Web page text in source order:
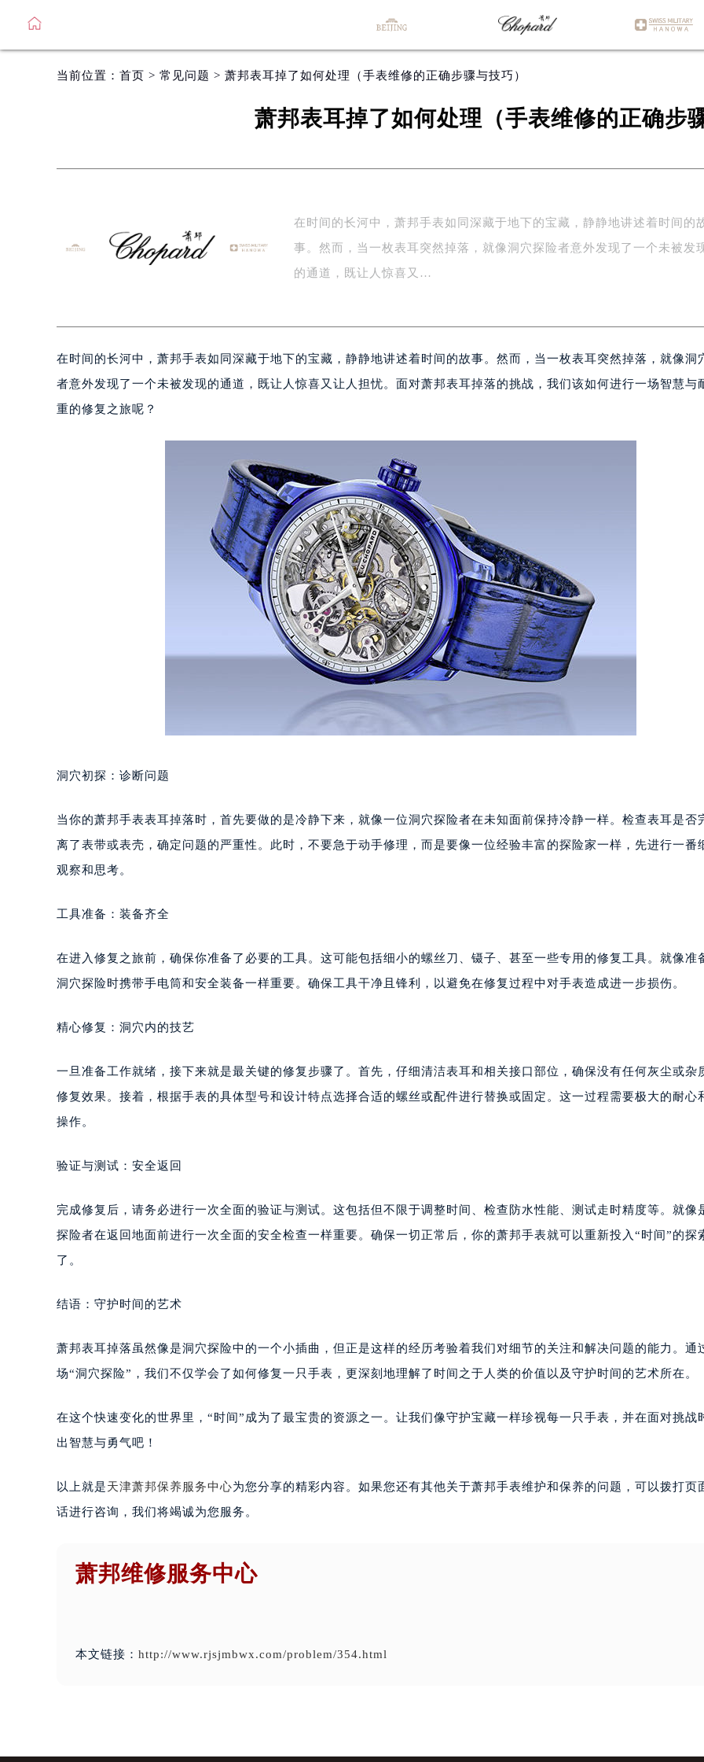
当前位置： 首页 > 常见问题 > 萧邦表耳掉了如何处理（手表维修的正确步骤与技巧）
萧邦表耳掉了如何处理（手表维修的正确步
在时间的长河中，萧邦手表如同深藏于地下的宝藏，静静地讲述着时间的
事。然而，当一枚表耳突然掉落，就像洞穴探险者意外发现了一个未被发
的通道，既让人惊喜又…
在时间的长河中，萧邦手表如同深藏于地下的宝藏，静静地讲述着时间的故事。然而，当一枚表耳突然掉落，就像洞
者意外发现了一个未被发现的通道，既让人惊喜又让人担忧。面对萧邦表耳掉落的挑战，我们该如何进行一场智慧与
重的修复之旅呢？
洞穴初探：诊断问题
当你的萧邦手表表耳掉落时，首先要做的是冷静下来，就像一位洞穴探险者在未知面前保持冷静一样。检查表耳是否
离了表带或表壳，确定问题的严重性。此时，不要急于动手修理，而是要像一位经验丰富的探险家一样，先进行一番
观察和思考。
工具准备：装备齐全
在进入修复之旅前，确保你准备了必要的工具。这可能包括细小的螺丝刀、镊子、甚至一些专用的修复工具。就像准
洞穴探险时携带手电筒和安全装备一样重要。确保工具干净且锋利，以避免在修复过程中对手表造成进一步损伤。
精心修复：洞穴内的技艺
一旦准备工作就绪，接下来就是最关键的修复步骤了。首先，仔细清洁表耳和相关接口部位，确保没有任何灰尘或杂
修复效果。接着，根据手表的具体型号和设计特点选择合适的螺丝或配件进行替换或固定。这一过程需要极大的耐心
操作。
验证与测试：安全返回
完成修复后，请务必进行一次全面的验证与测试。这包括但不限于调整时间、检查防水性能、测试走时精度等。就像
探险者在返回地面前进行一次全面的安全检查一样重要。确保一切正常后，你的萧邦手表就可以重新投入“时间”的探
了。
结语：守护时间的艺术
萧邦表耳掉落虽然像是洞穴探险中的一个小插曲，但正是这样的经历考验着我们对细节的关注和解决问题的能力。通
场“洞穴探险”，我们不仅学会了如何修复一只手表，更深刻地理解了时间之于人类的价值以及守护时间的艺术所在。
在这个快速变化的世界里，“时间”成为了最宝贵的资源之一。让我们像守护宝藏一样珍视每一只手表，并在面对挑战
出智慧与勇气吧！
以上就是天津萧邦保养服务中心为您分享的精彩内容。如果您还有其他关于萧邦手表维护和保养的问题，可以拨打页
话进行咨询，我们将竭诚为您服务。
萧邦维修服务中心
本文链接： http://www.rjsjmbwx.com/problem/354.html